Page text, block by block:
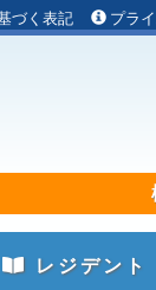
づく表記 プラ
レジデント